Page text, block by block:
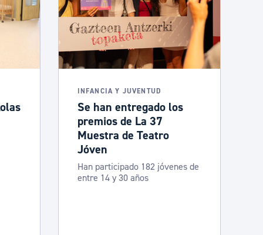
INFANCIA Y JUVENTUD
Se han entregado los
premios de La 37
Muestra de Teatro
Jóven
Han participado 182 jóvenes de
entre 14 y 30 años